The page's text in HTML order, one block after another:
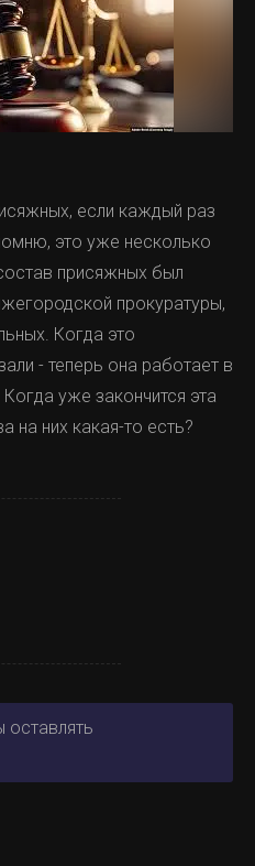
если каждый раз
это уже несколько
присяжных был
прокуратуры,
Когда это
- теперь она работает в
уже закончится эта
на них какая-то есть?
оставлять